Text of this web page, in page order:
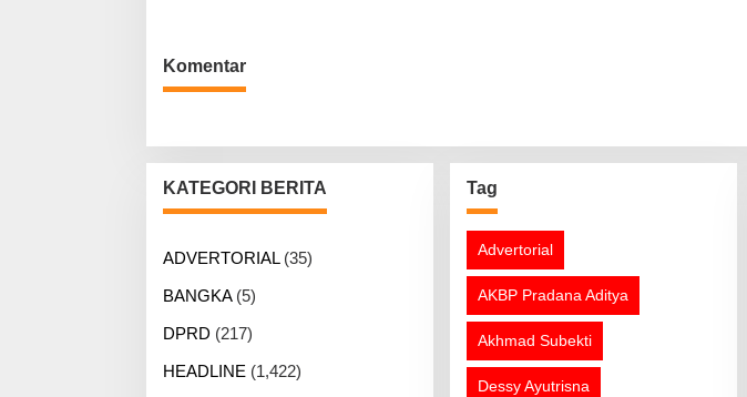
Komentar
KATEGORI BERITA
ADVERTORIAL(35)
BANGKA(5)
DPRD (217)
HEADLINE (1,422)
Tag
Advertorial
AKBP Pradana Aditya
Akhmad Subekti
Dessy Ayutrisna